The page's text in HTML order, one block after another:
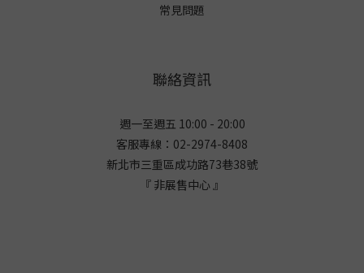
常見問題
聯絡資訊
週一至週五 10:00 - 20:00
客服專線：02-2974-8408
新北市三重區成功路73巷38號
『 非展售中心 』